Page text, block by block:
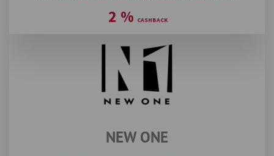
2 %
NEW ONE